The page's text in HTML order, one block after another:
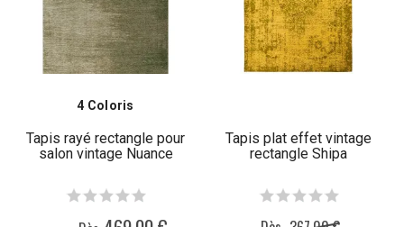
4 Coloris
Tapis rayé rectangle pour
salon vintage Nuance
Tapis plat effet vintage
rectangle Shipa